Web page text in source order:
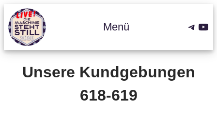
Zum
Inhalt
springen
Menü
Unsere Kundgebungen
618-619